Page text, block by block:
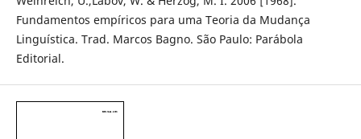
Fundamentos empíricos para uma Teoria da Mudança
Linguística. Trad. Marcos Bagno. São Paulo: Parábola
Editorial.